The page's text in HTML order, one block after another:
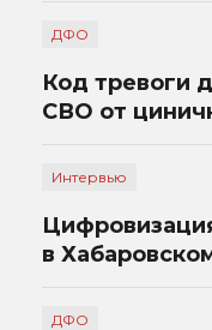
ДФО
Код тревоги
СВО от
Интервью
в
ДФО